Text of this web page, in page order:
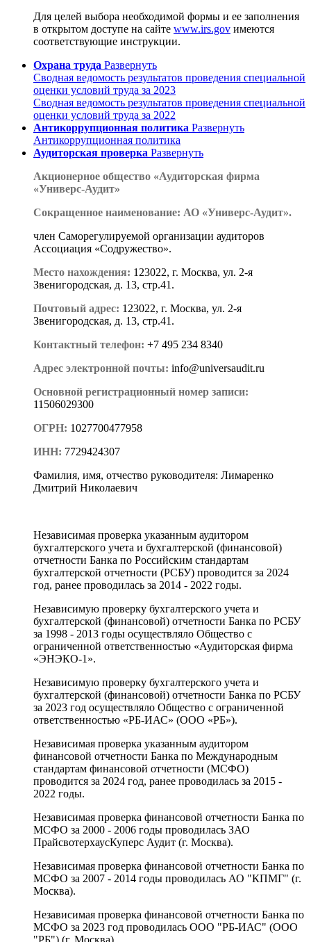
Для целей выбора необходимой формы и ее заполнения
в открытом доступе на сайте www.irs.gov имеются
соответствующие инструкции.
Охрана труда Развернуть
Сводная ведомость результатов проведения специальной
оценки условий труда за 2023
Сводная ведомость результатов проведения специальной
оценки условий труда за 2022
Антикоррупционная политика Развернуть
Антикоррупционная политика
Аудиторская проверка Развернуть
Акционерное общество «Аудиторская фирма
«Универс-Аудит»
Сокращенное наименование: АО «Универс-Аудит».
член Саморегулируемой организации аудиторов
Ассоциация «Содружество».
Место нахождения: 123022, г. Москва, ул. 2-я
Звенигородская, д. 13, стр.41.
Почтовый адрес: 123022, г. Москва, ул. 2-я
Звенигородская, д. 13, стр.41.
Контактный телефон: +7 495 234 8340
Адрес электронной почты: info@universaudit.ru
Основной регистрационный номер записи:
11506029300
ОГРН: 1027700477958
ИНН: 7729424307
Фамилия, имя, отчество руководителя: Лимаренко
Дмитрий Николаевич
Независимая проверка указанным аудитором
бухгалтерского учета и бухгалтерской (финансовой)
отчетности Банка по Российским стандартам
бухгалтерской отчетности (РСБУ) проводится за 2024
год, ранее проводилась за 2014 - 2022 годы.
Независимую проверку бухгалтерского учета и
бухгалтерской (финансовой) отчетности Банка по РСБУ
за 1998 - 2013 годы осуществляло Общество с
ограниченной ответственностью «Аудиторская фирма
«ЭНЭКО-1».
Независимую проверку бухгалтерского учета и
бухгалтерской (финансовой) отчетности Банка по РСБУ
за 2023 год осуществляло Общество с ограниченной
ответственностью «РБ-ИАС» (ООО «РБ»).
Независимая проверка указанным аудитором
финансовой отчетности Банка по Международным
стандартам финансовой отчетности (МСФО)
проводится за 2024 год, ранее проводилась за 2015 -
2022 годы.
Независимая проверка финансовой отчетности Банка по
МСФО за 2000 - 2006 годы проводилась ЗАО
ПрайсвотерхаусКуперс Аудит (г. Москва).
Независимая проверка финансовой отчетности Банка по
МСФО за 2007 - 2014 годы проводилась АО "КПМГ" (г.
Москва).
Независимая проверка финансовой отчетности Банка по
МСФО за 2023 год проводилась ООО "РБ-ИАС" (ООО